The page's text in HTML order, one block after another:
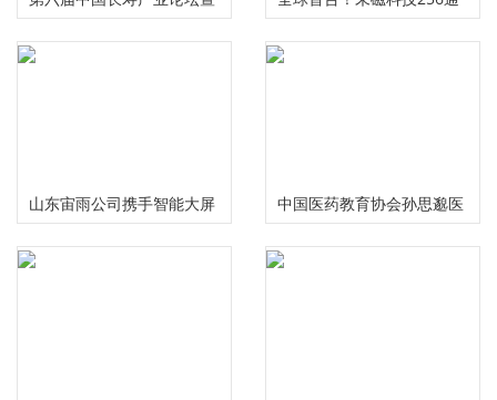
慢性病食药研究中心启动仪
道无液氦脑磁图仪及芯片化
山东宙雨公司携手智能大屏
IPTV在2024年春晚给大家拜
中国医药教育协会孙思邈医
德传承工作委员会大型义诊